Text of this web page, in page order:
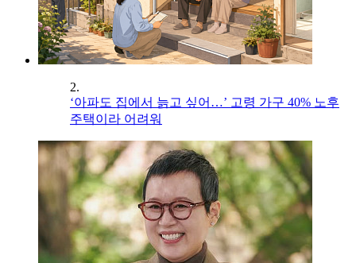
2.
‘아파도 집에서 늙고 싶어…’ 고령 가구 40% 노후
주택이라 어려워